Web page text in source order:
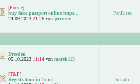
[Poesie]
buy fake passport online https...
24.09.2023 21:26 von jerryroy
PanRises
Dresden
05.10.2023 11:14 von marek113
[T&P]
Registration in 1xbet
Schatti